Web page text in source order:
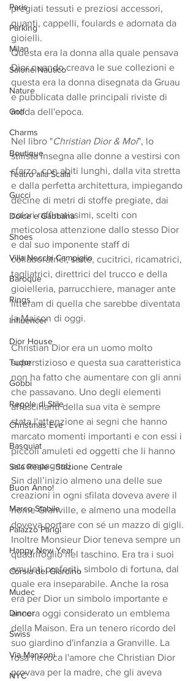
Paris
Parking
Milan
Salone Nautico
Nature
Golf
Charms
Boutique
Teatro alla Scala
Gucci
Dolce e Gabbana
Shoes
Villa Necchi Campiglio
Baroque
Rings
Influencer
Dior House
Tudor
Gobbi
Regole di Stile
Christmas Eve
Basquiat
Sala Reale - Stazione Centrale
Buon Anno!
Marco Stabile
Palazzo Parigi
Happy New Year
Corsia del Giardino
Mudec
Dinner
Swiss
Via Manzoni
NYC
pregiati tessuti e preziosi accessori,
guanti, cappelli, foulards e adornata da
gioielli.
Questa era la donna alla quale pensava
Dior quando creava le sue collezioni e
questa era la donna disegnata da Gruau
e pubblicata dalle principali riviste di
moda dell'epoca.
Nel libro "Christian Dior & Moi", lo
stilista insegna alle donne a vestirsi con
sfarzo, con abiti lunghi, dalla vita stretta
e dalla perfetta architettura, impiegando
decine di metri di stoffe pregiate, dai
colori raffinatissimi, scelti con
meticolosa attenzione dallo stesso Dior
e dal suo imponente staff di
collaboratrici, sarte, cucitrici, ricamatrici,
tagliatrici, direttrici del trucco e della
gioielleria, parrucchiere, manager ante
litteram di quella che sarebbe diventata
la Maison di oggi.
Christian Dior era un uomo molto
superstizioso e questa sua caratteristica
non ha fatto che aumentare con gli anni
che passavano. Uno degli elementi
affascinanti della sua vita è sempre
stata l'attenzione ai segni che hanno
marcato momenti importanti e con essi i
piccoli amuleti ed oggetti che li hanno
accompagnati.
Sin dall’inizio almeno una delle sue
creazioni in ogni sfilata doveva avere il
nome Granville, e almeno una modella
doveva portare con sé un mazzo di gigli.
Inoltre Monsieur Dior teneva sempre un
quadrifoglio nel taschino. Era tra i suoi
amuleti preferiti, simbolo di fortuna, dal
quale era inseparabile. Anche la rosa
era per Dior un simbolo importante e
ancora oggi considerato un emblema
della Maison. Era un tenero ricordo del
suo giardino d'infanzia a Granville. La
rosa rievoca l'amore che Christian Dior
provava per la madre, che gli aveva